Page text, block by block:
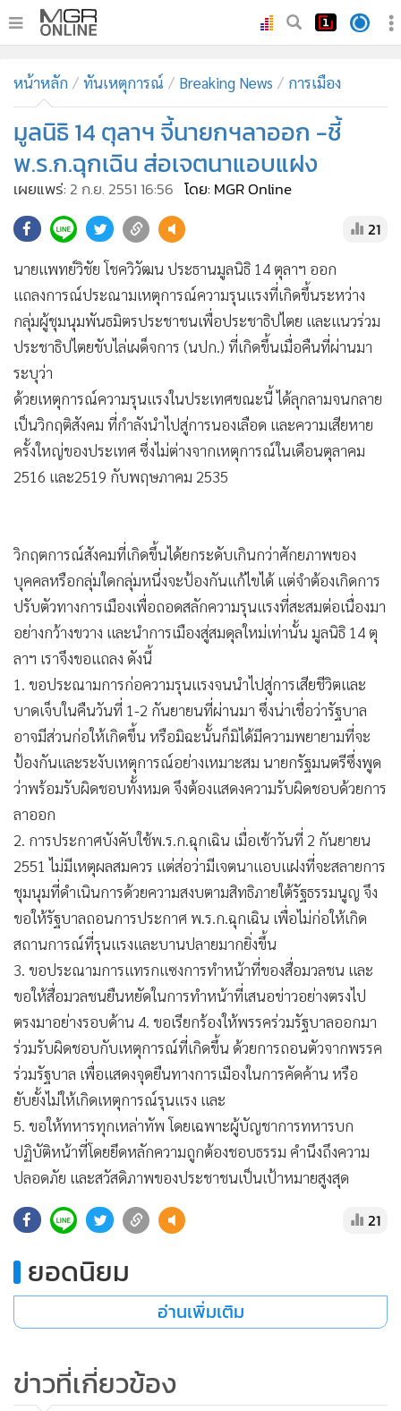
ทันเหตุการณ์
• ภาคใต้
ภูมิภาค
Online Section
• ผู้จัดการรายวัน
• คอลัมนิสต์
• ละคร
• CbizReview
• Cyber BIZ
• ผู้จัดกวน
• Good health & Well-being
• Green Innovation & SD
• Management & HR
• MGR Live
ท่องเที่ยว
• กีฬา
ต่างประเทศ
• Special Scoop
• เศรษฐกิจ-ธุรกิจ
• จีน
• ชุมชน-คุณภาพชีวิต
• อาชญากรรม
• Motoring
• เกม
• วิทยาศาสตร์
• SMEs
• หุ้น
• อินโดจีน
• กองทุนรวม
Celeb Online
Factcheck
•
ญี่ปุ่น
• News1
• Gotomanager
หน้าหลัก ทันเหตุการณ์ Breaking News การเมือง
มูลนิธิ 14 ตุลาฯ จี้นายกฯลาออก -ชี้
พ.ร.ก.ฉุกเฉิน ส่อเจตนาแอบแฝง
เผยแพร่: 2 ก.ย. 2551 16:56 โดย: MGR Online
21
นายแพทย์วิชัย โชควิวัฒน ประธานมูลนิธิ 14 ตุลาฯ ออก
แถลงการณ์ประณามเหตุการณ์ความรุนแรงที่เกิดขึ้นระหว่าง
กลุ่มผู้ชุมนุมพันธมิตรประชาชนเพื่อประชาธิปไตย และแนวร่วม
ประชาธิปไตยขับไล่เผด็จการ (นปก.) ที่เกิดขึ้นเมื่อคืนที่ผ่านมา
ระบุว่า
ด้วยเหตุการณ์ความรุนแรงในประเทศขณะนี้ ได้ลุกลามจนกลาย
เป็นวิกฤติสังคม ที่กำลังนำไปสู่การนองเลือด และความเสียหาย
ครั้งใหญ่ของประเทศ ซึ่งไม่ต่างจากเหตุการณ์ในเดือนตุลาคม
2516 และ2519 กับพฤษภาคม 2535
วิกฤตการณ์สังคมที่เกิดขึ้นได้ยกระดับเกินกว่าศักยภาพของ
บุคคลหรือกลุ่มใดกลุ่มหนึ่งจะป้องกันแก้ไขได้ แต่จำต้องเกิดการ
ปรับตัวทางการเมืองเพื่อถอดสลักความรุนแรงที่สะสมต่อเนื่องมา
อย่างกว้างขวาง และนำการเมืองสู่สมดุลใหม่เท่านั้น มูลนิธิ 14 ตุ
ลาฯ เราจึงขอแถลง ดังนี้
1. ขอประณามการก่อความรุนแรงจนนำไปสู่การเสียชีวิตและ
บาดเจ็บในคืนวันที่ 1-2 กันยายนที่ผ่านมา ซึ่งน่าเชื่อว่ารัฐบาล
อาจมีส่วนก่อให้เกิดขึ้น หรือมิฉะนั้นก็มิได้มีความพยายามที่จะ
ป้องกันและระงับเหตุการณ์อย่างเหมาะสม นายกรัฐมนตรีซึ่งพูด
ว่าพร้อมรับผิดชอบทั้งหมด จึงต้องแสดงความรับผิดชอบด้วยการ
ลาออก
2. การประกาศบังคับใช้พ.ร.ก.ฉุกเฉิน เมื่อเช้าวันที่ 2 กันยายน
2551 ไม่มีเหตุผลสมควร แต่ส่อว่ามีเจตนาแอบแฝงที่จะสลายการ
ชุมนุมที่ดำเนินการด้วยความสงบตามสิทธิภายใต้รัฐธรรมนูญ จึง
ขอให้รัฐบาลถอนการประกาศ พ.ร.ก.ฉุกเฉิน เพื่อไม่ก่อให้เกิด
สถานการณ์ที่รุนแรงและบานปลายมากยิ่งขึ้น
3. ขอประณามการแทรกแซงการทำหน้าที่ของสื่อมวลชน และ
ขอให้สื่อมวลชนยืนหยัดในการทำหน้าที่เสนอข่าวอย่างตรงไป
ตรงมาอย่างรอบด้าน 4. ขอเรียกร้องให้พรรคร่วมรัฐบาลออกมา
ร่วมรับผิดชอบกับเหตุการณ์ที่เกิดขึ้น ด้วยการถอนตัวจากพรรค
ร่วมรัฐบาล เพื่อแสดงจุดยืนทางการเมืองในการคัดค้าน หรือ
ยับยั้งไม่ให้เกิดเหตุการณ์รุนแรง และ
5. ขอให้ทหารทุกเหล่าทัพ โดยเฉพาะผู้บัญชาการทหารบก
ปฏิบัติหน้าที่โดยยึดหลักความถูกต้องชอบธรรม คำนึงถึงความ
ปลอดภัย และสวัสดิภาพของประชาชนเป็นเป้าหมายสูงสุด
21
ยอดนิยม
อ่านเพิ่มเติม
ข่าวที่เกี่ยวข้อง